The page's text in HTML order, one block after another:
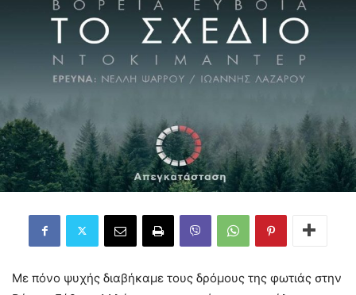
Με πόνο ψυχής διαβήκαμε τους δρόμους της φωτιάς στην